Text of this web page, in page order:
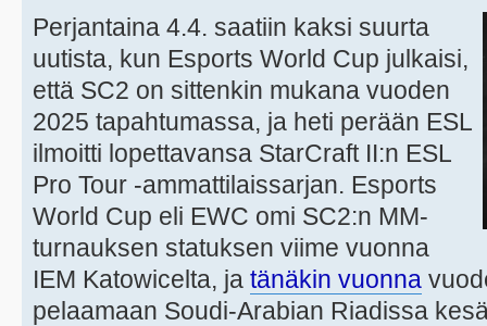
Perjantaina 4.4. saatiin kaksi suurta
uutista, kun Esports World Cup julkaisi,
että SC2 on sittenkin mukana vuoden
2025 tapahtumassa, ja heti perään ESL
ilmoitti lopettavansa StarCraft II:n ESL
Pro Tour -ammattilaissarjan. Esports
World Cup eli EWC omi SC2:n MM-
turnauksen statuksen viime vuonna
IEM Katowicelta, ja tänäkin vuonna
pelaamaan Soudi-Arabian Riadissa